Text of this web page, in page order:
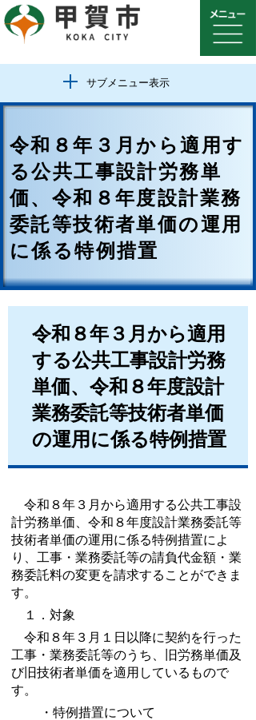
サブメニュー表示
令和８年３月から適用す
る公共工事設計労務単
価、令和８年度設計業務
委託等技術者単価の運用
に係る特例措置
令和８年３月から適用
する公共工事設計労務
単価、令和８年度設計
業務委託等技術者単価
の運用に係る特例措置
令和８年３月から適用する公共工事設
計労務単価、令和８年度設計業務委託等
技術者単価の運用に係る特例措置によ
り、工事・業務委託等の請負代金額・業
務委託料の変更を請求することができま
す。
１．対象
令和８年３月１日以降に契約を行った
工事・業務委託等のうち、旧労務単価及
び旧技術者単価を適用しているもので
す。
・特例措置について